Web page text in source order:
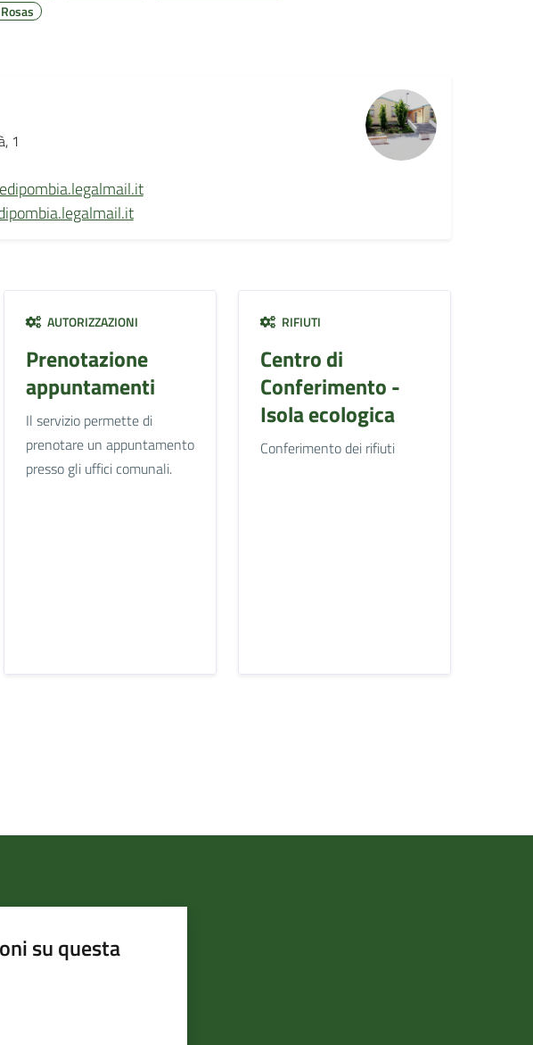
1
AUTORIZZAZIONI
Prenotazione
appuntamenti
Il servizio permette di
prenotare un appuntamento
presso gli uffici comunali.
RIFIUTI
Centro di
Conferimento -
Isola ecologica
Conferimento dei rifiuti
su questa